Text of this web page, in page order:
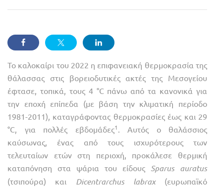
Το καλοκαίρι του 2022 η επιφανειακή θερμοκρασία της
θάλασσας στις βορειοδυτικές ακτές της Μεσογείου
έφτασε, τοπικά, τους 4 °C πάνω από τα κανονικά για
την εποχή επίπεδα (με βάση την κλιματική περίοδο
1981-2011), καταγράφοντας θερμοκρασίες έως και 29
°C, για πολλές εβδομάδες1. Αυτός ο θαλάσσιος
καύσωνας, ένας από τους ισχυρότερους των
τελευταίων ετών στη περιοχή, προκάλεσε θερμική
καταπόνηση στα ψάρια του είδους Sparus auratus
(τσιπούρα) και Dicen­trarchus labrax (ευρωπαϊκό